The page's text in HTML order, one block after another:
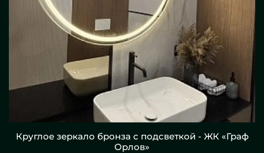
Круглое зеркало бронза с подсветкой - ЖК «Граф
Орлов»